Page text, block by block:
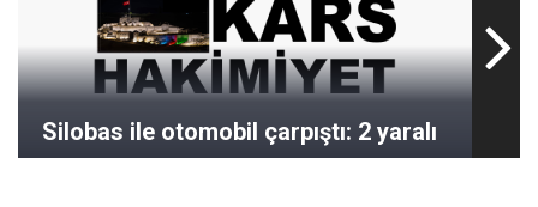
Silobas ile otomobil çarpıştı: 2 yaralı